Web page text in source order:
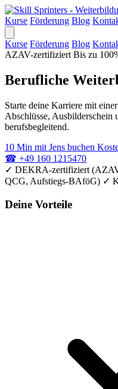
Kurse Förderung Blog
Kurse Förderung Blog
AZAV-zertifiziert Bis zu
Berufliche
Starte deine Karriere mit
Abschlüsse, Ausbilderschein
berufsbegleitend.
10 Min mit Jens buchen
☎ +49 160 1215470
✓ DEKRA-zertifiziert
QCG, Aufstiegs-BAföG) ✓
Deine Vorteile